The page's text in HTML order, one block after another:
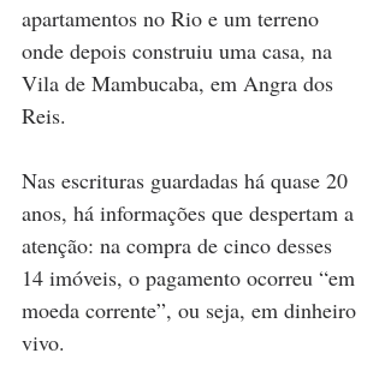
apartamentos no Rio e um terreno
onde depois construiu uma casa, na
Vila de Mambucaba, em Angra dos
Reis.
Nas escrituras guardadas há quase 20
anos, há informações que despertam a
atenção: na compra de cinco desses
14 imóveis, o pagamento ocorreu “em
moeda corrente”, ou seja, em dinheiro
vivo.